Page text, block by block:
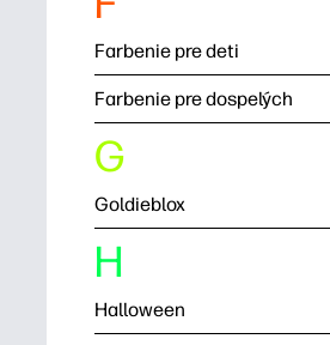
Farbenie pre deti
Farbenie pre dospelých
G
Goldieblox
H
Halloween